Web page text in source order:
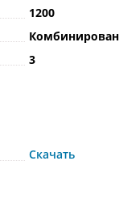
1200
3
Скачать